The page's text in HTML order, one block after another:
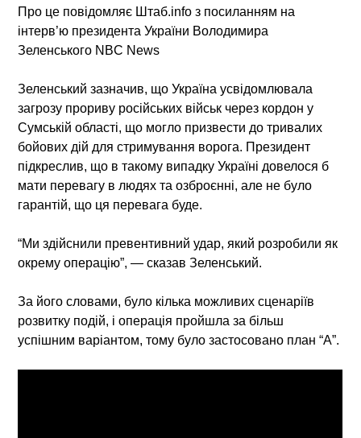
Про це повідомляє Штаб.info з посиланням на
інтерв’ю президента України Володимира
Зеленського NBC News
Зеленський зазначив, що Україна усвідомлювала
загрозу прориву російських військ через кордон у
Сумській області, що могло призвести до тривалих
бойових дій для стримування ворога. Президент
підкреслив, що в такому випадку Україні довелося б
мати перевагу в людях та озброєнні, але не було
гарантій, що ця перевага буде.
“Ми здійснили превентивний удар, який розробили як
окрему операцію”, — сказав Зеленський.
За його словами, було кілька можливих сценаріїв
розвитку подій, і операція пройшла за більш
успішним варіантом, тому було застосовано план “А”.